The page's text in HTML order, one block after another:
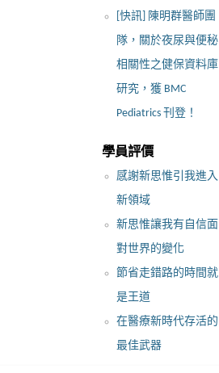
[快訊] 陳明群醫師團
隊，關於夜尿與便秘
相關性之健保資料庫
研究，獲 BMC
Pediatrics 刊登！
學員評價
感謝新思惟引我進入
新領域
新思惟讓我有自信面
對世界的變化
節省走錯路的時間就
是王道
在醫療新時代存活的
最佳武器